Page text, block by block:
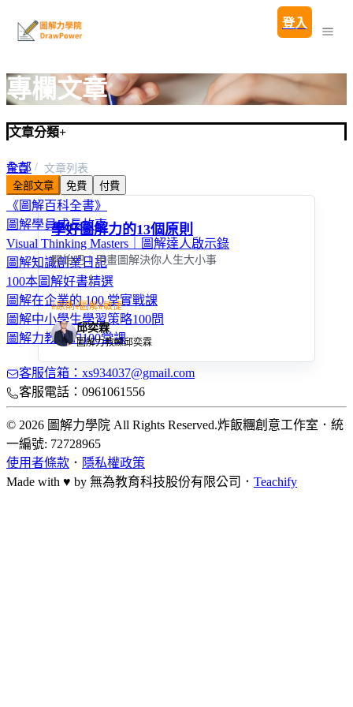
登入
專欄文章
文章分類+
全部
圖解親子教養100問
《圖解百科全書》
圖解學員成長故事
Visual Thinking Masters｜圖解達人啟示錄
圖解知識創業日記
100本圖解好書精選
圖解在企業的 100 堂實戰課
圖解中小學生學習策略100問
圖解力教學的100堂課
首頁
文章列表
全部文章
免費 付費
學好圖解力的13個原則
開始吧！用畫圖解決你人生大小事
#原則#圖解#敏捷
邱奕霖
圖解力教練邱奕霖
客服信箱：xs934037@gmail.com
客服電話：0961061556
© 2026 圖解力學院 All Rights Reserved.炸飯糰創意工作室 ． 統
一編號: 72728965
使用者條款 ． 隱私權政策
Made with ♥ by 無為教育科技股份有限公司． Teachify